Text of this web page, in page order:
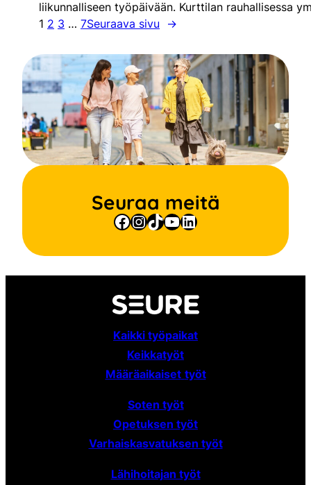
liikunnalliseen työpäivään. Kurttilan rauhallisessa
1 2 3 … 7Seuraava sivu →
Seuraa meitä
Facebook
Instagram
TikTok
YouTube
LinkedIn
Kaikki työpaikat
Keikkatyöt
Määräaikaiset työt
Soten työt
Opetuksen työt
Varhaiskasvatuksen työt
Lähihoitajan työt